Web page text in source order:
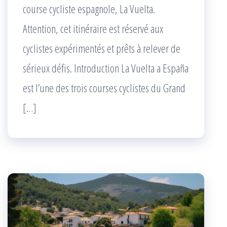
course cycliste espagnole, La Vuelta.
Attention, cet itinéraire est réservé aux
cyclistes expérimentés et prêts à relever de
sérieux défis. Introduction La Vuelta a España
est l’une des trois courses cyclistes du Grand
[…]